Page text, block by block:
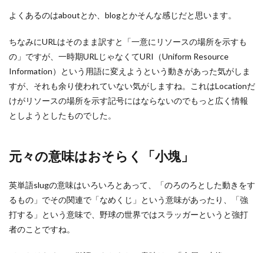
よくあるのはaboutとか、blogとかそんな感じだと思います。
ちなみにURLはそのまま訳すと「一意にリソースの場所を示すも
の」ですが、一時期URLじゃなくてURI（Uniform Resource
Information）という用語に変えようという動きがあった気がしま
すが、それも余り使われていない気がしますね。これはLocationだ
けがリソースの場所を示す記号にはならないのでもっと広く情報
としようとしたものでした。
元々の意味はおそらく「小塊」
英単語slugの意味はいろいろとあって、「のろのろとした動きをす
るもの」でその関連で「なめくじ」という意味があったり、「強
打する」という意味で、野球の世界ではスラッガーというと強打
者のことですね。